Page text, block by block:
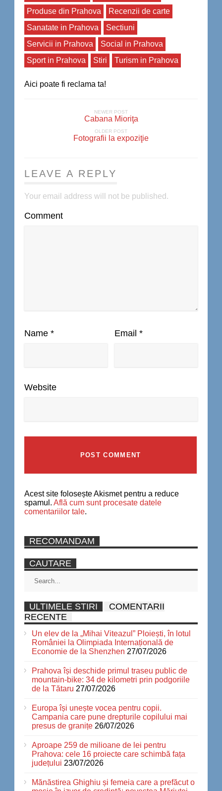
Produse din Prahova
Recenzii de carte
Sanatate in Prahova
Sectiuni
Servicii in Prahova
Social in Prahova
Sport in Prahova
Stiri Turism in Prahova
Aici poate fi reclama ta!
NEWER POST
Cabana Mioriţa
OLDER POST
Fotografii la expoziţie
LEAVE A REPLY
Your email address will not be published.
Comment
Name * Email *
Website
Acest site folosește Akismet pentru a reduce
spamul. Află cum sunt procesate datele
comentariilor tale.
RECOMANDAM
CAUTARE
ULTIMELE STIRI
COMENTARII
RECENTE
Un elev de la „Mihai Viteazul” Ploiești, în lotul
României la Olimpiada Internațională de
Economie de la Shenzhen 27/07/2026
Prahova își deschide primul traseu public de
mountain-bike: 34 de kilometri prin podgoriile
de la Tătaru 27/07/2026
Europa își unește vocea pentru copii.
Campania care pune drepturile copilului mai
presus de granițe 26/07/2026
Aproape 259 de milioane de lei pentru
Prahova: cele 16 proiecte care schimbă fața
județului 23/07/2026
Mănăstirea Ghighiu și femeia care a prefăcut o